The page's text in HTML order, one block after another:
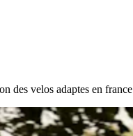
des velos adaptes en france